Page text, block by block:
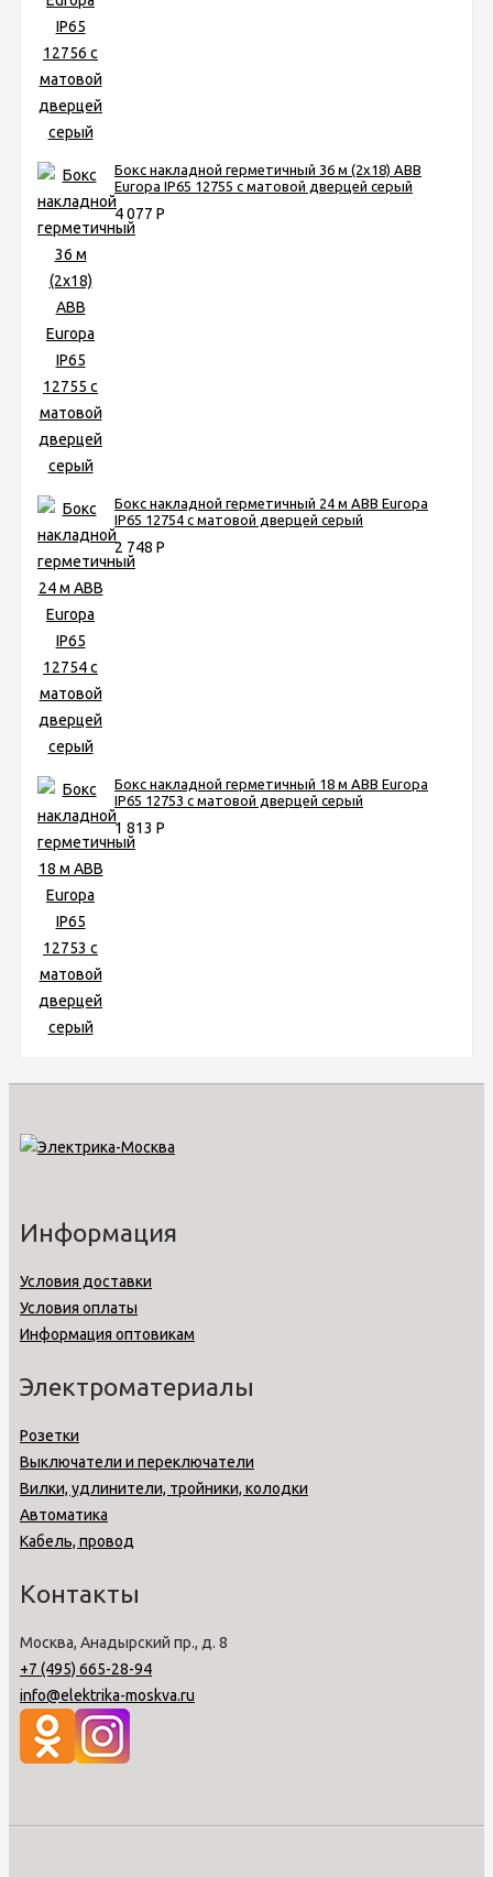
Бокс накладной герметичный 36 м (2х18) ABB
Europa IP65 12755 с матовой дверцей серый
4 077 Р
Бокс накладной герметичный 24 м ABB Europa
IP65 12754 с матовой дверцей серый
2 748 Р
Бокс накладной герметичный 18 м ABB Europa
IP65 12753 с матовой дверцей серый
1 813 Р
Информация
Условия доставки
Условия оплаты
Информация оптовикам
Электроматериалы
Розетки
Выключатели и переключатели
Вилки, удлинители, тройники, колодки
Автоматика
Кабель, провод
Контакты
Москва, Анадырский пр., д. 8
+7 (495) 665-28-94
info@elektrika-moskva.ru